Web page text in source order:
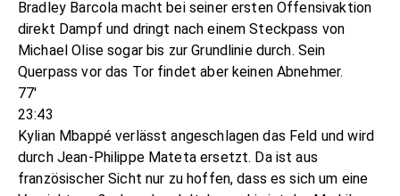
Bradley Barcola macht bei seiner ersten Offensivaktion
direkt Dampf und dringt nach einem Steckpass von
Michael Olise sogar bis zur Grundlinie durch. Sein
Querpass vor das Tor findet aber keinen Abnehmer.
77'
23:43
Kylian Mbappé verlässt angeschlagen das Feld und wird
durch Jean-Philippe Mateta ersetzt. Da ist aus
französischer Sicht nur zu hoffen, dass es sich um eine